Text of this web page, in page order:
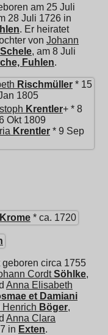
am 25 Juli
28 Juli 1726 in
. Er heiratet
von Johann
Schele, am 8 Juli
Fuhlen.
Rischmüller * 15
1805
Krentler+ * 8
Okt 1809
Krentler * 9 Sep
Krome * ca. 1720
geboren circa 1755
Cordt Söhlke,
Anna Elisabeth
et Damiani
Henrich Böger,
Anna Clara
in Exten.